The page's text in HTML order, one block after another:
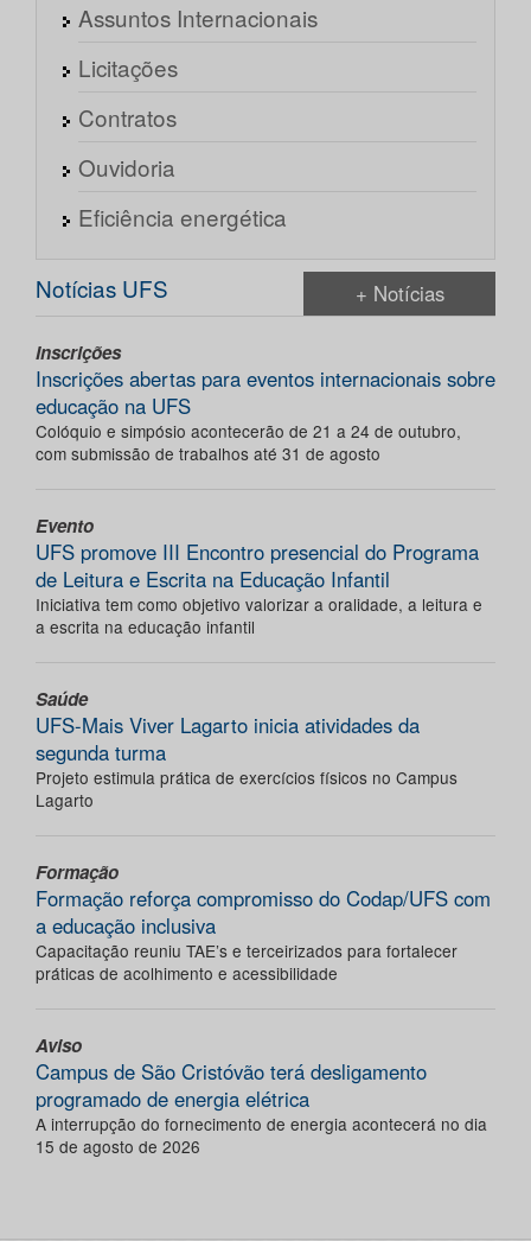
Assuntos Internacionais
Licitações
Contratos
Ouvidoria
Eficiência energética
Notícias UFS + Notícias
Inscrições
Inscrições abertas para eventos internacionais sobre
educação na UFS
Colóquio e simpósio acontecerão de 21 a 24 de outubro,
com submissão de trabalhos até 31 de agosto
Evento
UFS promove III Encontro presencial do Programa
de Leitura e Escrita na Educação Infantil
Iniciativa tem como objetivo valorizar a oralidade, a leitura e
a escrita na educação infantil
Saúde
UFS-Mais Viver Lagarto inicia atividades da
segunda turma
Projeto estimula prática de exercícios físicos no Campus
Lagarto
Formação
Formação reforça compromisso do Codap/UFS com
a educação inclusiva
Capacitação reuniu TAE’s e terceirizados para fortalecer
práticas de acolhimento e acessibilidade
Aviso
Campus de São Cristóvão terá desligamento
programado de energia elétrica
A interrupção do fornecimento de energia acontecerá no dia
15 de agosto de 2026